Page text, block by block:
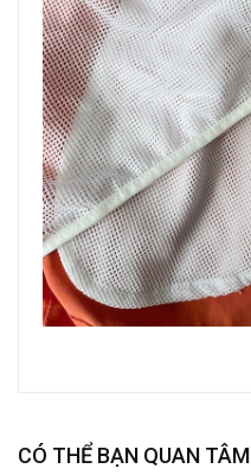
CÓ THỂ BẠN QUAN TÂM